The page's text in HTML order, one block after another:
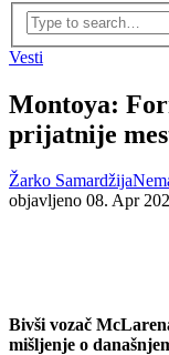
Vesti
Montoya:
prijatnije
Žarko Samardžija
objavljeno 08. Apr
Bivši vozač
mišljenje o